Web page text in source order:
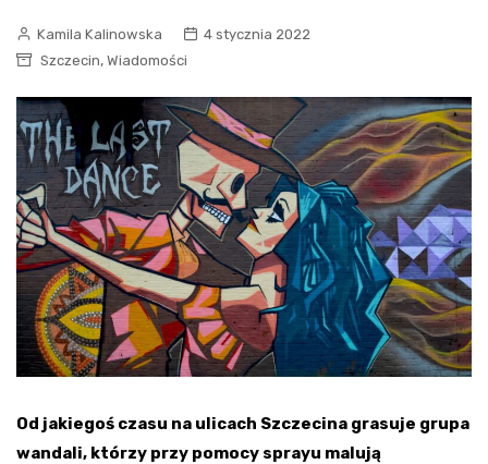
Kamila Kalinowska
4 stycznia 2022
Szczecin, Wiadomości
Od jakiegoś czasu na ulicach Szczecina grasuje grupa
wandali, którzy przy pomocy sprayu malują